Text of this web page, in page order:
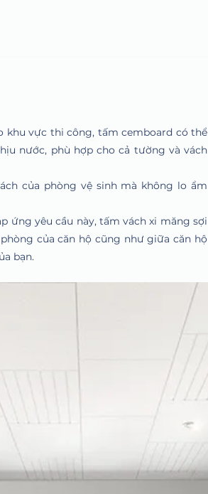
khu vực thi công, tấm cemboard có thể
nước, phù hợp cho cả tường và vách
của phòng vệ sinh mà không lo ẩm
ứng yêu cầu này, tấm vách xi măng sợi
của căn hộ cũng như giữa căn hộ
bạn.